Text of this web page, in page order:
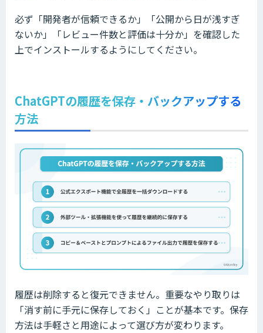
必ず「開発者が信頼できるか」「公開から日が浅すぎ
ないか」「レビュー件数と評価は十分か」を確認した
上でインストールするようにしてください。
ChatGPTの履歴を保存・バックアップする
方法
履歴は削除すると復元できません。重要なやり取りは
「消す前に手元に保存しておく」ことが基本です。保存
方法は手軽さと用途によって選び方が変わります。